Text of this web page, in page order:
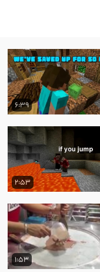
6:39
2:53
1:53